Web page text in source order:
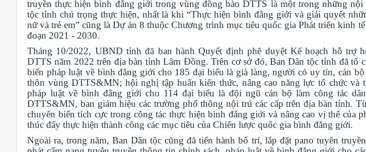
truyền thực hiện bình đẳng giới trong vùng đồng bào DTTS là một trong những nội
tộc tỉnh chú trọng thực hiện, nhất là khi “Thực hiện bình đẳng giới và giải quyết
nữ và trẻ em” cũng là Dự án 8 thuộc Chương trình mục tiêu quốc gia Phát triển kinh
đoạn 2021 - 2030.
Tháng 10/2022, UBND tỉnh đã ban hành Quyết định phê duyệt Kế hoạch hỗ trợ
DTTS năm 2022 trên địa bàn tỉnh Lâm Đồng. Trên cơ sở đó, Ban Dân tộc tỉnh đã tổ
biến pháp luật về bình đẳng giới cho 185 đại biểu là già làng, người có uy tín, cán
thôn vùng DTTS&MN; hội nghị tập huấn kiến thức, nâng cao năng lực tổ chức và
pháp luật về bình đẳng giới cho 114 đại biểu là đội ngũ cán bộ làm công tác
DTTS&MN, ban giám hiệu các trường phổ thông nội trú các cấp trên địa bàn tỉnh.
chuyển biến tích cực trong công tác thực hiện bình đẳng giới và nâng cao vị thế của
thúc đẩy thực hiện thành công các mục tiêu của Chiến lược quốc gia bình đẳng giới.
Ngoài ra, trong năm, Ban Dân tộc cũng đã tiến hành bố trí, lắp đặt pano tuyên